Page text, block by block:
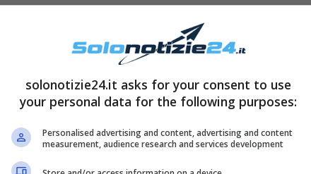
il suo ex fidanzato (che lavora con la De
color nero e pezzato bianco, con degli
mostra il suo muso all’obiettivo,
La seconda la mostra mentre Barbara le
mentre con il muso si avvicina
dolcezza coinvolgente e che sono state
solonotizie24.it asks for your consent to use
your personal data for the following purposes:
Personalised advertising and content, advertising and content
measurement, audience research and services development